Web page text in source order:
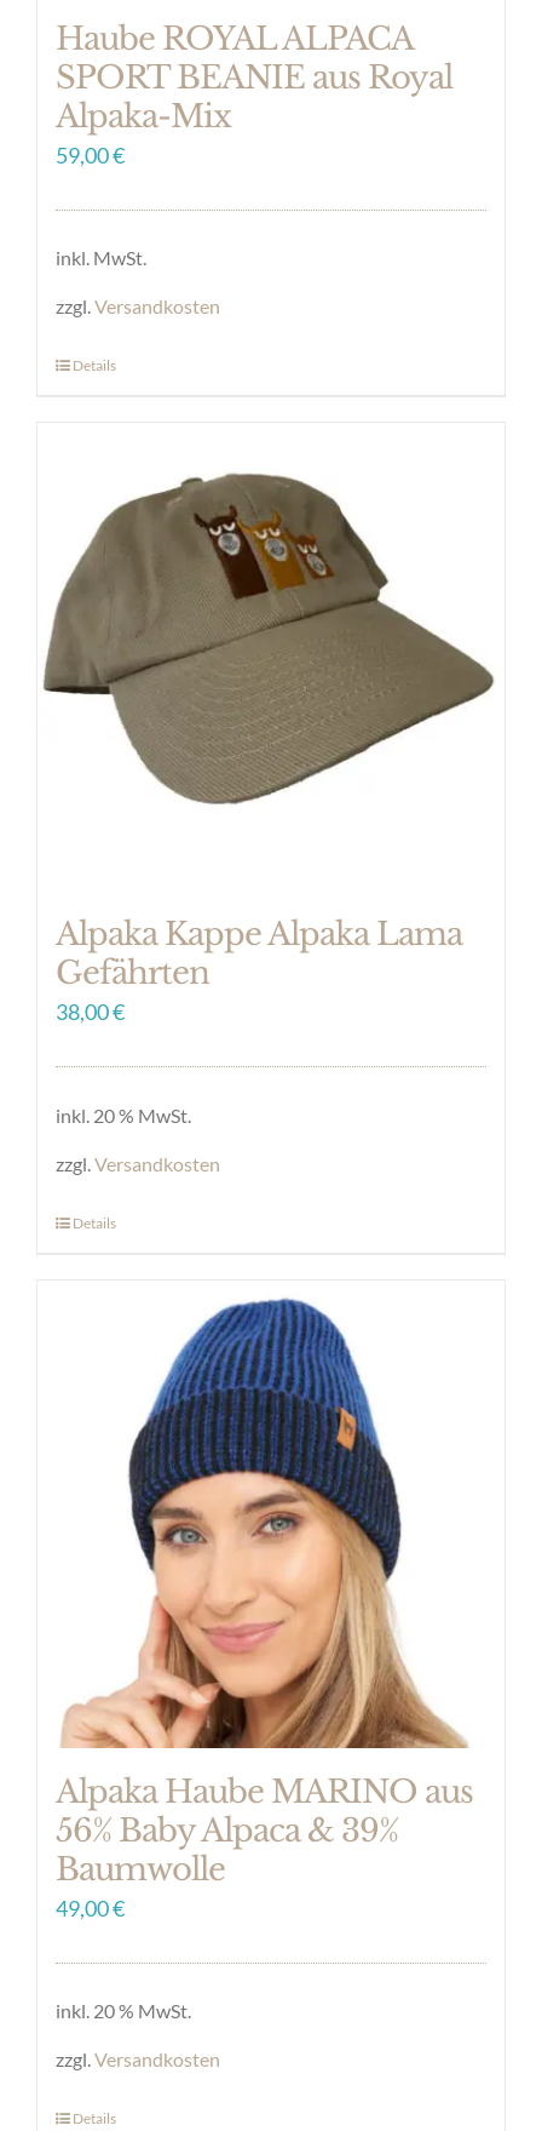
Haube ROYAL ALPACA
SPORT BEANIE aus Royal
Alpaka-Mix
59,00€
inkl. MwSt.
zzgl.Versandkosten
Dieses
Varianten
auf.
Die
Optionen
können
Produktseite
Details
Alpaka Kappe Alpaka Lama
Gefährten
38,00€
inkl. 20 % MwSt.
zzgl. Versandkosten
Details
Alpaka Haube MARINO aus
56% Baby Alpaca & 39%
Baumwolle
49,00€
inkl. 20 % MwSt.
zzgl.Versandkosten
Details